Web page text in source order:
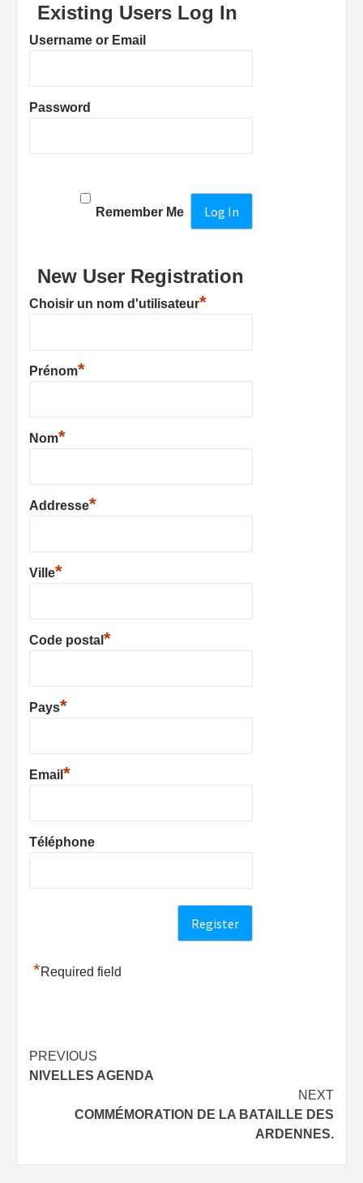
Existing Users Log In
Username or Email
Password
Remember Me
New User Registration
Choisir un nom d'utilisateur*
Prénom*
Nom*
Addresse*
Ville*
Code postal *
Pays*
Email *
Téléphone
*Required field
Post
navigation
PREVIOUS
NIVELLES AGENDA
NEXT
COMMÉMORATION DE LA BATAILLE DES
ARDENNES.